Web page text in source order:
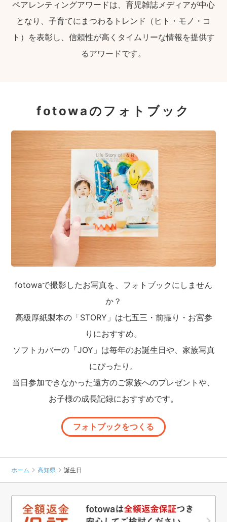
ペアレンティングアワードは、育児雑誌メディアが中心
となり、子育てにまつわるトレンド（ヒト・モノ・コ
ト）を表彰し、信頼性が高くタイムリーな情報を提供す
るアワードです。
fotowaのフォトブック
fotowaで撮影したお写真を、フォトブックにしません
か？
高級厚紙製本の「STORY」は七五三・前撮り・お宮参
りにおすすめ。
ソフトカバーの「JOY」は毎年のお誕生日や、家族写真
にぴったり。
当日参加できなかった遠方のご家族へのプレゼントや、
お子様の成長記録におすすめです。
フォトブックをつくる
ホーム 高知県 誕生日